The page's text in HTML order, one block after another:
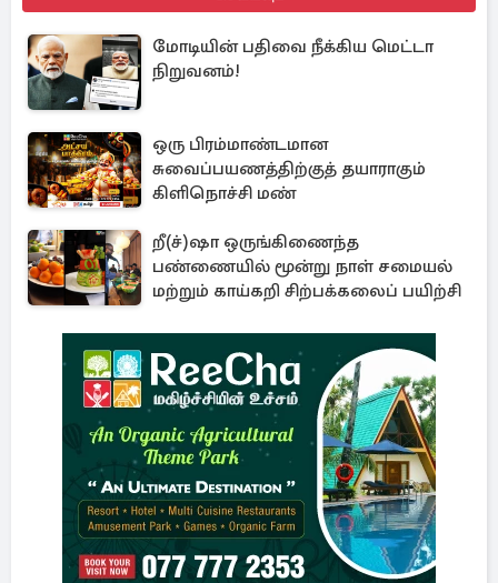
மோடியின் பதிவை நீக்கிய மெட்டா
நிறுவனம்!
ஒரு பிரம்மாண்டமான
சுவைப்பயணத்திற்குத் தயாராகும்
கிளிநொச்சி மண்
றீ(ச்)ஷா ஒருங்கிணைந்த
பண்ணையில் மூன்று நாள் சமையல்
மற்றும் காய்கறி சிற்பக்கலைப் பயிற்சி